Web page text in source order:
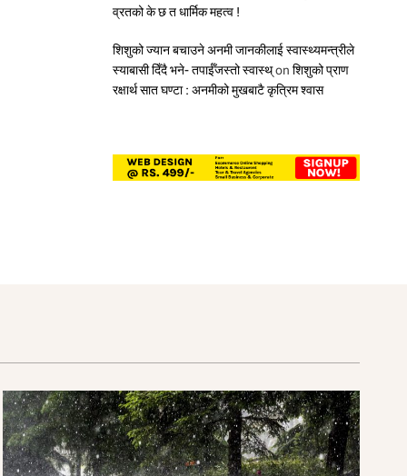
व्रतको के छ त धार्मिक महत्व !
शिशुको ज्यान बचाउने अनमी जानकीलाई स्वास्थ्यमन्त्रीले
स्याबासी दिँदै भने- तपाईँजस्तो स्वास्थ्on शिशुको प्राण
रक्षार्थ सात घण्टा : अनमीको मुखबाटै कृत्रिम श्वास